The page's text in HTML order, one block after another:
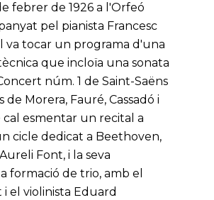
febrer de 1926 a l'Orfeó
pel pianista Francesc
va tocar un programa d'una
que incloïa una sonata
núm. 1 de Saint-Saëns
Morera, Fauré, Cassadó i
esmentar un recital a
cicle dedicat a Beethoven,
Font, i la seva
formació de trio, amb el
i el violinista Eduard